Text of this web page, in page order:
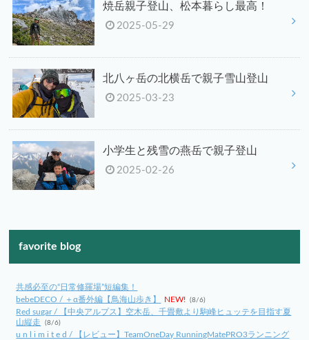
焼岳親子登山、松本暮らし最高！
2025-05-29
北八ヶ岳の北横岳で親子雪山登山
2025-03-23
小学生と残雪の燕岳で親子登山
2025-02-26
favorite blog
共感必至の“日常修羅場”短編集！
bebeDECO / ＋α番外編【鳥海山歩き】
NEW! (8/6)
Red sugar / 【中央アルプス】空木岳、千畳敷より駒峰ヒュッテを目指す夏
山縦走
(8/6)
u n l i m i t e d / 【レビュー】TeamOneDay RunningMatePRO3ランニング